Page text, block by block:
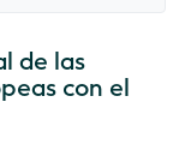
de las
con el